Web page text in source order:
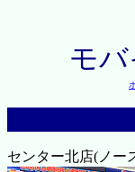
モ
センター北店(ノー